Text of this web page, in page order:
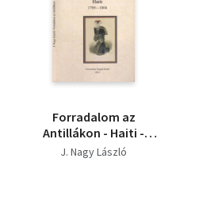
Forradalom az
Antillákon - Haiti -
1789-1804
J. Nagy László